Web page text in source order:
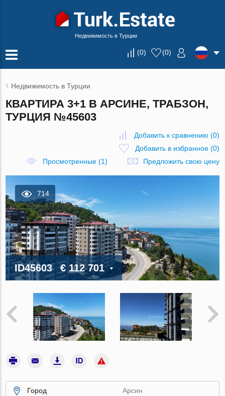
Недвижимость в Турции
(0) (0)
Недвижимость в Турции
КВАРТИРА 3+1 В АРСИНЕ, ТРАБЗОН,
ТУРЦИЯ №45603
Добавить к сравнению (0)
Добавить в избранное(0)
Просмотренные (1)
Предложить свою цену
714
ID45603 € 112 701
Город
Арсин